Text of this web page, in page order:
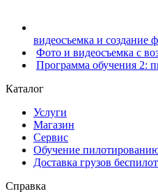
видеосъемка и создание
Фото и видеосъемка с
Программа обучения 2:
Каталог
Услуги
Магазин
Сервис
Обучение
Доставка грузов
Справка